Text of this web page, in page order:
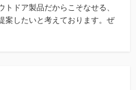
ドア製品だからこそなせる、
案したいと考えております。ぜ